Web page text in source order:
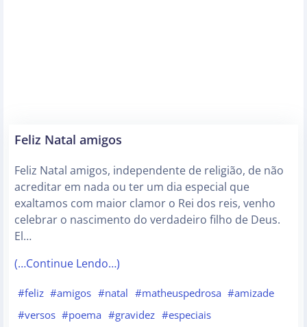
Feliz Natal amigos
Feliz Natal amigos, independente de religião, de não
acreditar em nada ou ter um dia especial que
exaltamos com maior clamor o Rei dos reis, venho
celebrar o nascimento do verdadeiro filho de Deus.
El…
(…Continue Lendo…)
#feliz #amigos #natal #matheuspedrosa #amizade
#versos #poema #gravidez #especiais